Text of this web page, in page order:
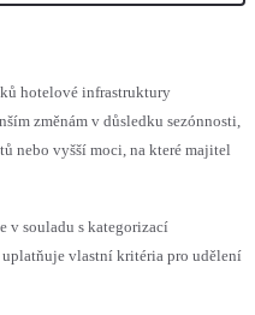
hotelové infrastruktury
změnám v důsledku sezónnosti,
nebo vyšší moci, na které majitel
v souladu s kategorizací
vlastní kritéria pro udělení